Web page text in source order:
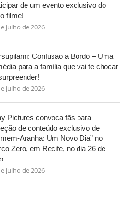
de um evento exclusivo do
filme!
julho de 2026
Confusão a Bordo – Uma
para a família que vai te chocar
julho de 2026
Pictures convoca fãs para
de conteúdo exclusivo de
Aranha: Um Novo Dia” no
Zero, em Recife, no dia 26 de
julho de 2026